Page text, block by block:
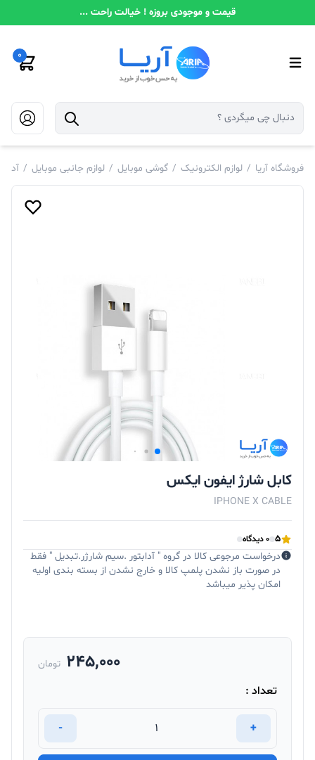
قیمت و موجودی بروزه ! خیالت راحت ...
0
فروشگاه آریا / لوازم الکترونیک / گوشی موبایل / لوازم جانبی موبایل /
کابل شارژ ایفون ایکس
IPHONE X CABLE
5 0 دیدگاه
درخواست مرجوعی کالا در گروه " آدابتور .سیم شارژر.تبدیل " فقط
در صورت باز نشدن پلمپ کالا و خارج نشدن از بسته بندی اولیه
امکان پذیر میباشد
245,000 تومان
تعداد :
+
-